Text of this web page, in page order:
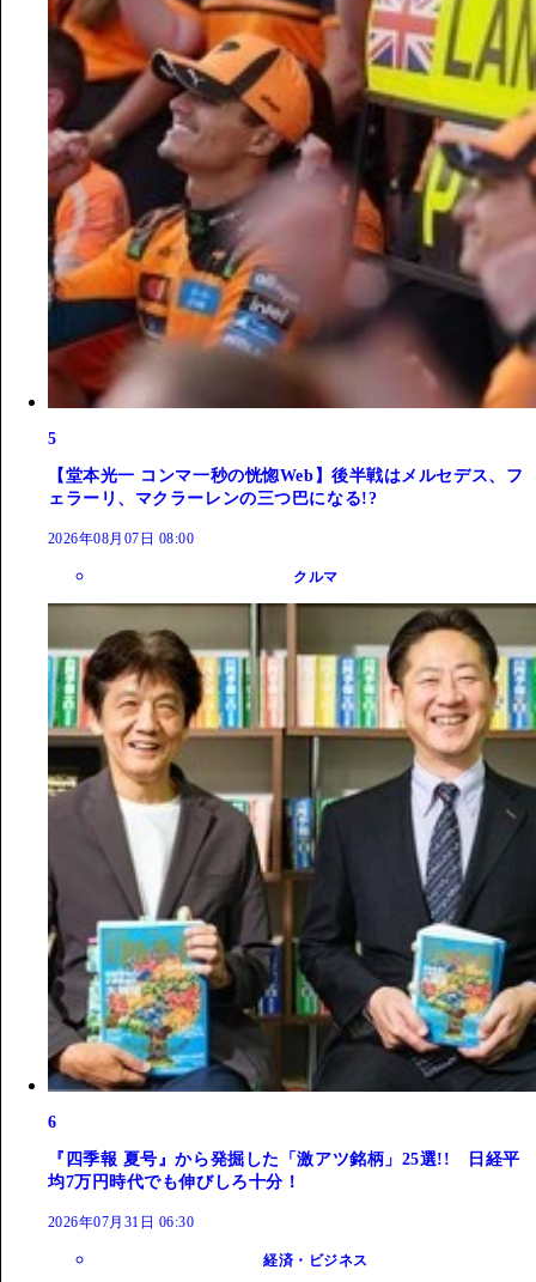
5
【堂本光一 コンマ一秒の恍惚Web】後半戦はメルセデス、フ
ェラーリ、マクラーレンの三つ巴になる!?
2026年08月07日 08:00
クルマ
6
『四季報 夏号』から発掘した「激アツ銘柄」25選!! 日経平
均7万円時代でも伸びしろ十分！
2026年07月31日 06:30
経済・ビジネス